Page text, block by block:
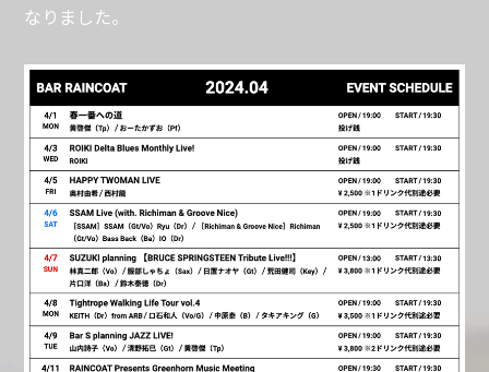
なりました。